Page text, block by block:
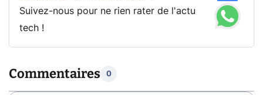
Suivez-nous pour ne rien rater de l'actu
tech !
Commentaires 0